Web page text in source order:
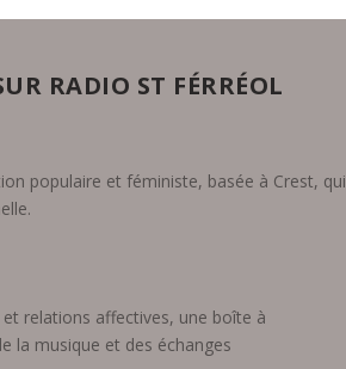
RADIO ST FÉRRÉOL
populaire et féministe, basée à Crest, qui
relations affectives, une boîte à
la musique et des échanges